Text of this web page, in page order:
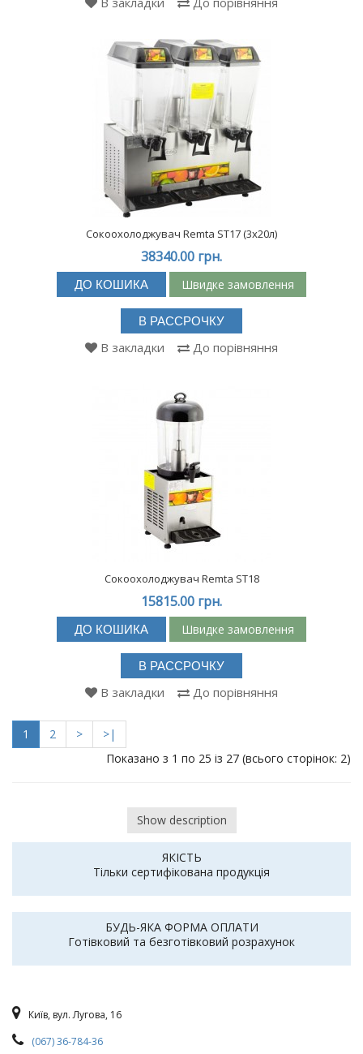
Сокоохолоджувач Remta ST17 (3х20л)
38340.00 грн.
ДО КОШИКА Швидке замовлення
В РАССРОЧКУ
В закладки До порівняння
Сокоохолоджувач Remta ST18
15815.00 грн.
ДО КОШИКА Швидке замовлення
В РАССРОЧКУ
В закладки До порівняння
1 2 >
>|
Показано з 1 по 25 із 27 (всього сторінок: 2)
Show description
ЯКІСТЬ
Тільки сертифікована продукція
БУДЬ-ЯКА ФОРМА ОПЛАТИ
Готівковий та безготівковий розрахунок
Київ, вул. Лугова, 16
(067) 36-784-36